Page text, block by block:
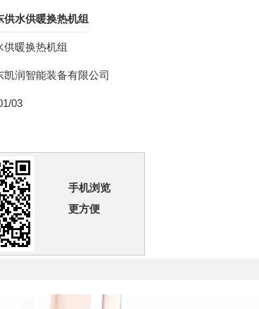
供水供暖换热机组
供暖换热机组
凯润智能装备有限公司
03
手机浏览
更方便